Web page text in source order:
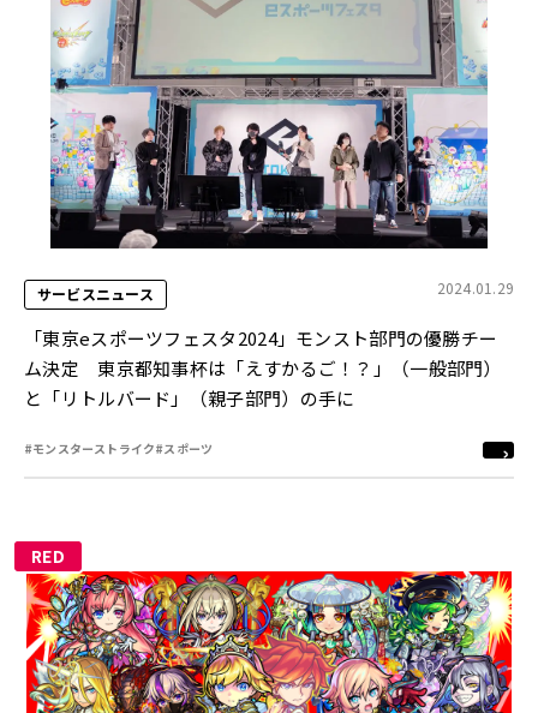
サービスニュース 2024.01.29
「東京eスポーツフェスタ2024」モンスト部門の優勝チー
ム決定 東京都知事杯は「えすかるご！？」（一般部門）
と「リトルバード」（親子部門）の手に
#モンスターストライク#スポーツ
RED